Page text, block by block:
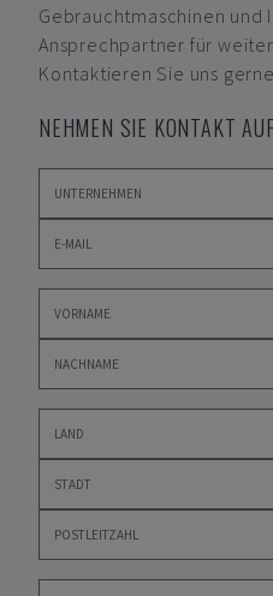
Gebrauchtmaschinen und
Ansprechpartner für
Kontaktieren Sie uns
NEHMEN SIE KONTAKT AUF